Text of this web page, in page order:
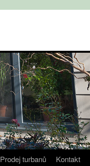
Prodej turbanů Kontakt